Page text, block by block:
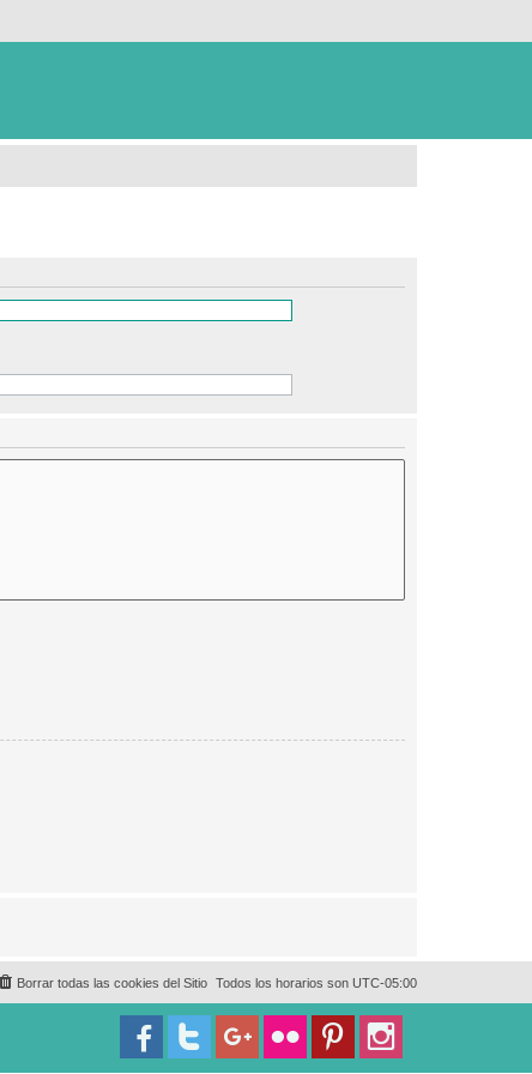
Todos los horarios son UTC-05:00
Borrar todas las cookies del Sitio